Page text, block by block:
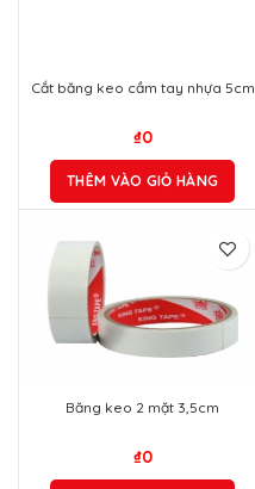
Cắt băng keo cầm tay nhựa 5cm
₫0
THÊM VÀO GIỎ HÀNG
Băng keo 2 mặt 3,5cm
₫0